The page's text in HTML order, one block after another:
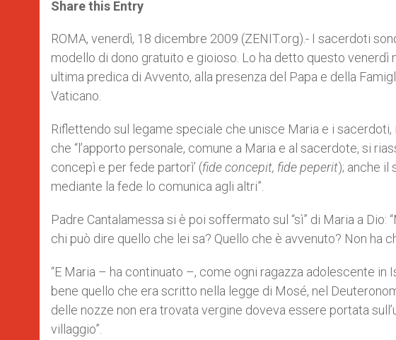
s
p
p
e
g
e
r
b
o
k
r
Share this Entry
ROMA, venerdì, 18 dicembre 2009 (ZENIT.org).- I sacerdoti
modello di dono gratuito e gioioso. Lo ha detto questo venerdì
ultima predica di Avvento, alla presenza del Papa e della
Vaticano.
Riflettendo sul legame speciale che unisce Maria e i
che “l’apporto personale, comune a Maria e al sacerdote, si
concepì e per fede partorì’ (fide concepit, fide peperit); anche il
mediante la fede lo comunica agli altri”.
Padre Cantalamessa si è poi soffermato sul “sì” di Maria a
chi può dire quello che lei sa? Quello che è avvenuto? Non ha
“E Maria – ha continuato –, come ogni ragazza adolescente in
bene quello che era scritto nella legge di Mosé, nel
delle nozze non era trovata vergine doveva essere portata
villaggio”.